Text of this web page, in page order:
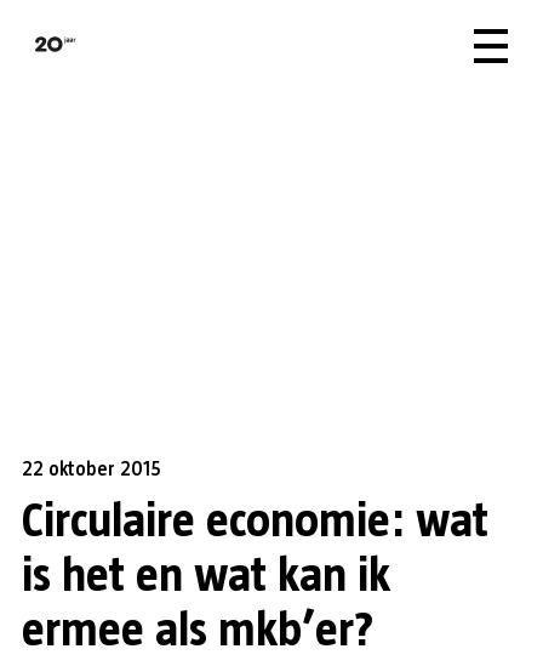
22 oktober 2015
Circulaire economie: wat
is het en wat kan ik
ermee als mkb’er?